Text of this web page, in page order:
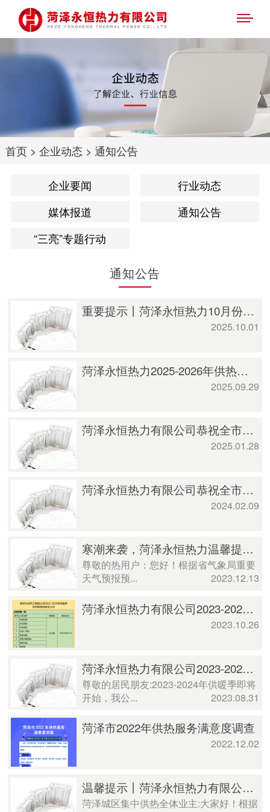
首页> 企业动态 > 通知公告
企业要闻
行业动态
媒体报道
通知公告
“三亮”专题行动
通知公告
重要提示丨菏泽永恒热力10月份供热注水打压计划，打压期间请家中留人！
2025.10.01
菏泽永恒热力2025-2026年供热收费公告
2025.09.29
菏泽永恒热力有限公司恭祝全市人民新春快乐、蛇年大吉！
2025.01.28
菏泽永恒热力有限公司恭祝全市人民新春快乐、龙年大吉！
2024.02.09
寒潮来袭，菏泽永恒热力温馨提示您注意防寒保暖
尊敬的热用户：您好！根据省气象局重要
天气预报预...
2023.12.13
菏泽永恒热力有限公司2023-2024年供暖季供热管理员联系方式
2023.10.26
菏泽永恒热力有限公司2023-2024年供暖季试水打压公告
尊敬的居民朋友:2023-2024年供暖季即将
开始，我公...
2023.08.31
菏泽市2022年供热服务满意度调查
2022.12.02
温馨提示丨菏泽永恒热力有限公司关于二网供热系统注水打压期间的温馨提示
菏泽城区集中供热全体业主:大家好！根据